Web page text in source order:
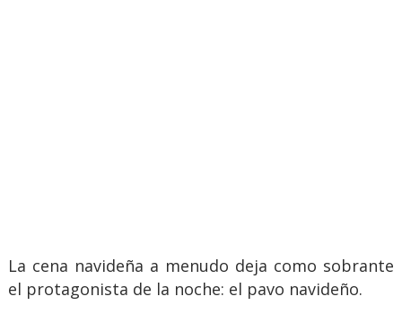
La cena navideña a menudo deja como sobrante
el protagonista de la noche: el pavo navideño.